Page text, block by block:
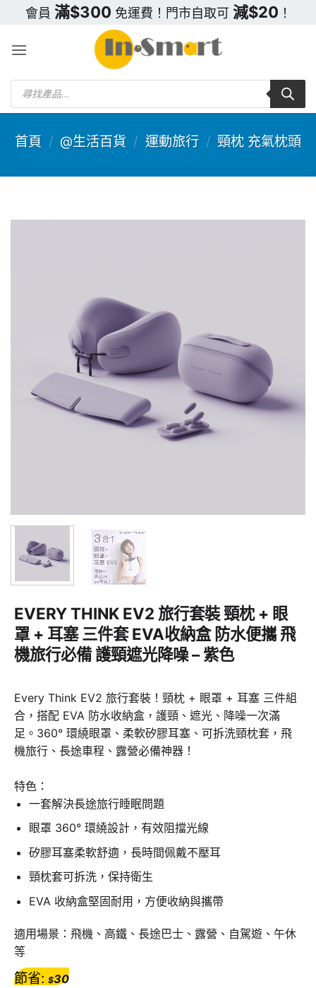
content
會員 滿$300 免運費！門市自取可 減$20 ！
Products
search
首頁 / @生活百貨 / 運動旅行 / 頸枕 充氣枕頭
EVERY THINK EV2 旅行套裝 頸枕 + 眼
罩 + 耳塞 三件套 EVA收納盒 防水便攜 飛
機旅行必備 護頸遮光降噪 – 紫色
Every Think EV2 旅行套裝！頸枕 + 眼罩 + 耳塞 三件組
合，搭配 EVA 防水收納盒，護頸、遮光、降噪一次滿
足。360° 環繞眼罩、柔軟矽膠耳塞、可拆洗頸枕套，飛
機旅行、長途車程、露營必備神器！
特色：
一套解決長途旅行睡眠問題
眼罩 360° 環繞設計，有效阻擋光線
矽膠耳塞柔軟舒適，長時間佩戴不壓耳
頸枕套可拆洗，保持衛生
EVA 收納盒堅固耐用，方便收納與攜帶
適用場景：飛機、高鐵、長途巴士、露營、自駕遊、午休
等
節省: $30